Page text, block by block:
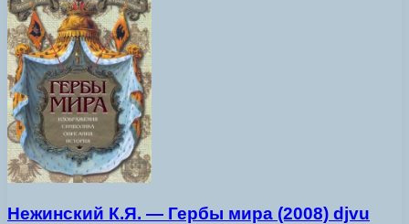
Нежинский К.Я. — Гербы мира (2008) djvu